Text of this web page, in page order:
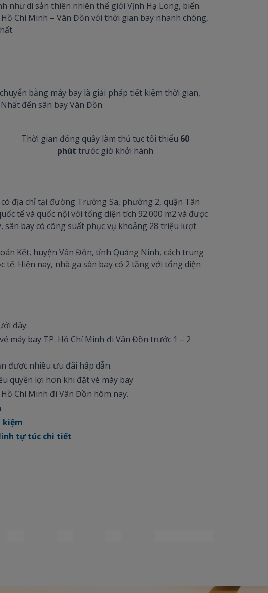
như di sản thiên nhiên thế giới Vịnh Hạ Long, biển
Chí Minh – Vân Đồn với thời gian bay nhanh chóng,
bằng máy bay là giải pháp tiết kiệm thời gian,
đến sân bay Vân Đồn.
Thời gian đóng quầy làm thủ tục tối thiểu 60
phút trước giờ khởi hành
có địa chỉ tại đường Trường Sa, phường 2, quận Tân
tế và quốc nội với tổng diện tích 92.000 m2 và được
bay có công suất phục vụ khoảng 28 triệu lượt
Kết, huyện Vân Đồn, tỉnh Quảng Ninh, cách trung
tế. Hiện nay, nhà ga sân bay có 2 tầng với tổng diện
đây:
máy bay TP. Hồ Chí Minh đi Vân Đồn trước 1 – 2
được nhiều ưu đãi hấp dẫn.
quyền lợi hơn khi đặt vé máy bay
Chí Minh đi Vân Đồn hôm nay.
kiệm
tự túc chi tiết